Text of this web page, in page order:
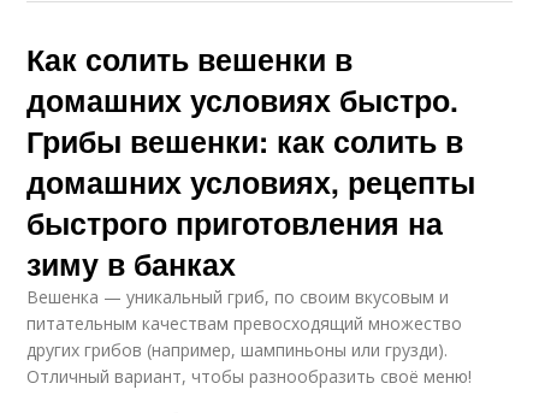
Как солить вешенки в
домашних условиях быстро.
Грибы вешенки: как солить в
домашних условиях, рецепты
быстрого приготовления на
зиму в банках
Вешенка — уникальный гриб, по своим вкусовым и
питательным качествам превосходящий множество
других грибов (например, шампиньоны или грузди).
Отличный вариант, чтобы разнообразить своё меню!